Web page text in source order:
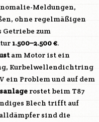
Meldungen,
ohne regelmäßigen
Getriebe zum
1.500–2.500 €.
am Motor ist ein
Kurbelwellendichtring
Problem und auf dem
rostet beim T87
Blech trifft auf
sind die